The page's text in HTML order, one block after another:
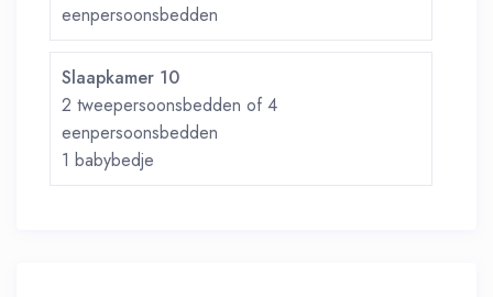
eenpersoonsbedden
Slaapkamer 10
2 tweepersoonsbedden of 4
eenpersoonsbedden
1 babybedje